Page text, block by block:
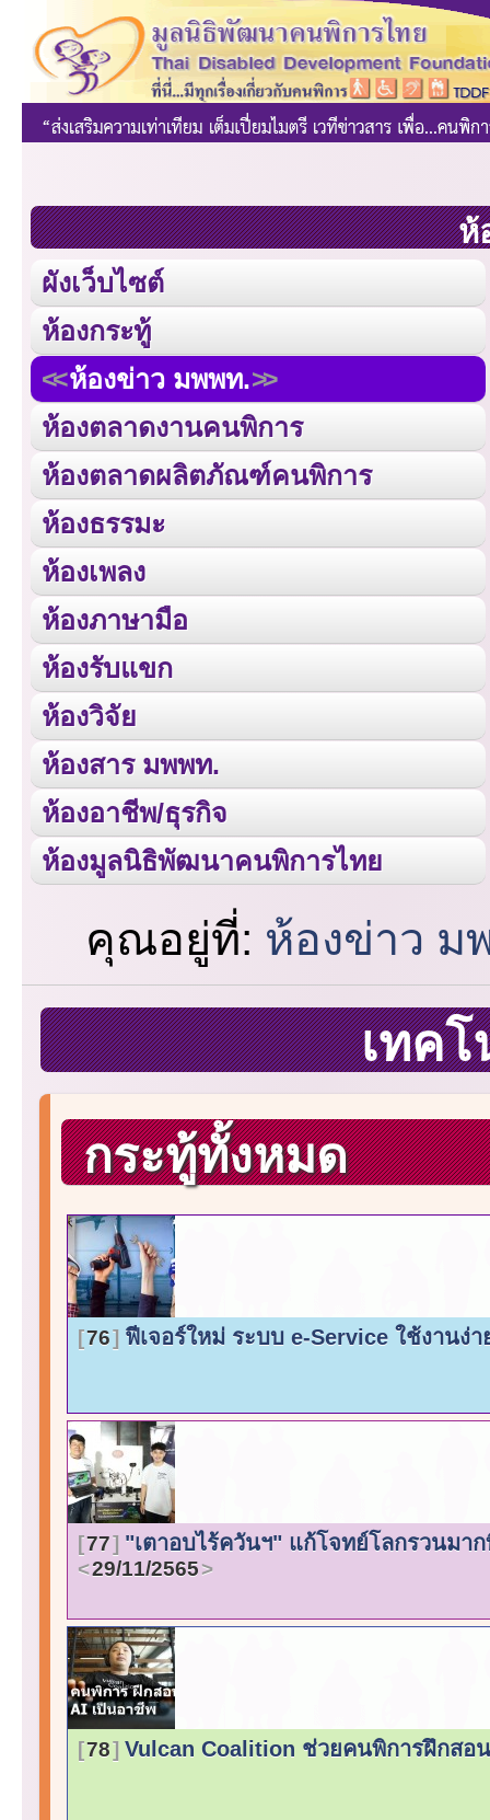
ห้
ผังเว็บไซต์
ห้องกระทู้
ห้องข่าว มพพท.
ห้องตลาดงานคนพิการ
ห้องตลาดผลิตภัณฑ์คนพิการ
ห้องธรรมะ
ห้องเพลง
ห้องภาษามือ
ห้องรับแขก
ห้องวิจัย
ห้องสาร มพพท.
ห้องอาชีพ/ธุรกิจ
ห้องมูลนิธิพัฒนาคนพิการไทย
คุณอยู่ที่: ห้องข่าว
เทค
กระทู้ทั้งหมด
76 ฟีเจอร์ใหม่ ระบบ e-Service ใช้งาน
77 "เตาอบไร้ควันฯ" แก้โจทย์โลกรวนม
29/11/2565
78 Vulcan Coalition ช่วยคนพิการฝึกสอ